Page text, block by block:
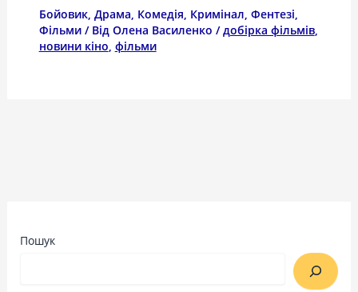
Бойовик, Драма Комедія Кримінал Фентезі
Фільми/ Від Олена Василенко /добірка фільмів,
новини кіно фільми
Пошук